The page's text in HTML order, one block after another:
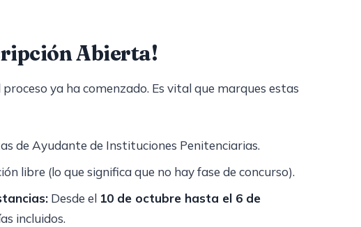
Abierta!
ya ha comenzado. Es vital que marques estas
de Ayudante de Instituciones Penitenciarias.
libre (lo que significa que no hay fase de concurso).
Desde el 10 de octubre hasta el 6 de
incluidos.